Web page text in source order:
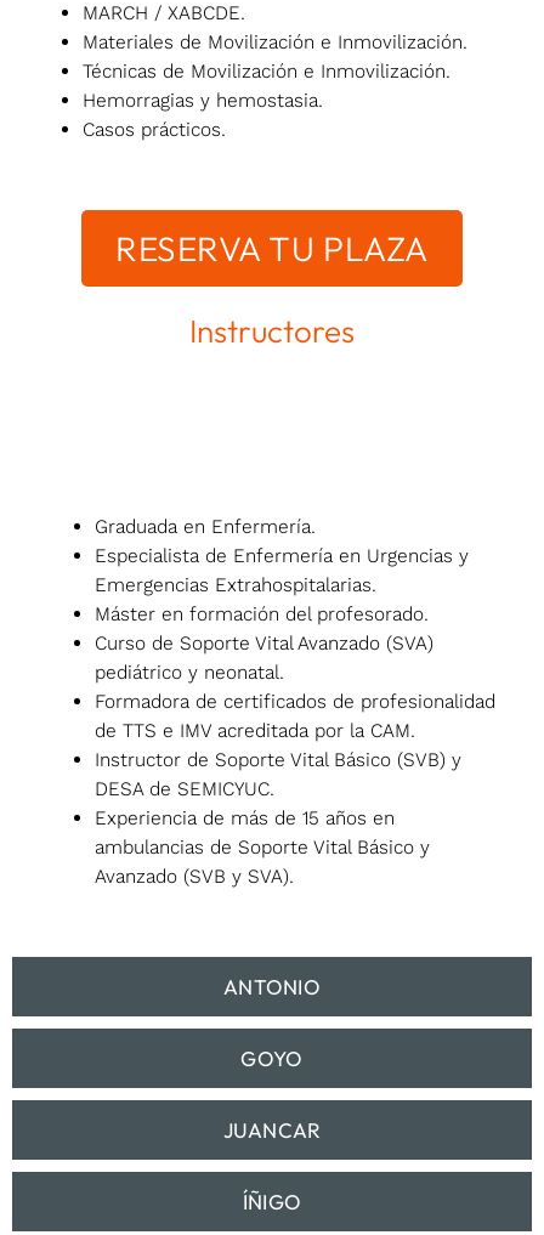
MARCH / XABCDE.
Materiales de Movilización e Inmovilización.
Técnicas de Movilización e Inmovilización.
Hemorragias y hemostasia.
Casos prácticos.
RESERVA TU PLAZA
Instructores
ANTONIO
GOYO
JUANCAR
ÍÑIGO
Graduada en Enfermería.
Especialista de Enfermería en Urgencias y
Emergencias Extrahospitalarias.
Máster en formación del profesorado.
Curso de Soporte Vital Avanzado (SVA)
pediátrico y neonatal.
Formadora de certificados de profesionalidad
de TTS e IMV acreditada por la CAM.
Instructor de Soporte Vital Básico (SVB) y
DESA de SEMICYUC.
Experiencia de más de 15 años en
ambulancias de Soporte Vital Básico y
Avanzado (SVB y SVA).